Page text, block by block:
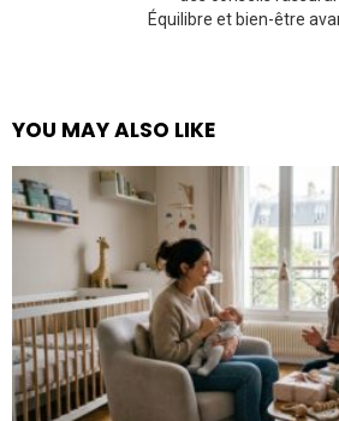
Équilibre et bien-être
YOU MAY ALSO LIKE